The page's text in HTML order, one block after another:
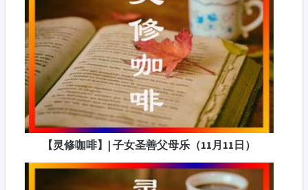
【灵修咖啡】| 子女圣善父母乐（11月11日）